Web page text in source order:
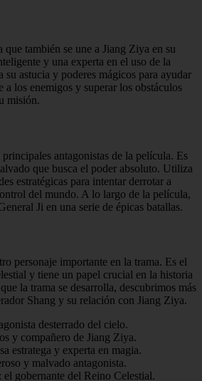
que también se une a Jiang Ziya en su
y una experta en el uso de la
su astucia y poderes mágicos para ayudar
a los enemigos y superar los obstáculos
misión.
principales antagonistas de la película. Es
que busca el poder absoluto. Utiliza
estratégicas para intentar derrotar a
del mundo. A lo largo de la película,
Ji en una serie de épicas batallas.
personaje importante en la trama. Es el
y tiene un papel crucial en la historia
la trama se desarrolla, descubrimos más
Shang y su relación con Jiang Ziya.
desterrado del cielo.
y compañero de Jiang Ziya.
estratega y experta en magia.
y malvado antagonista.
el gobernante del Reino Celestial.